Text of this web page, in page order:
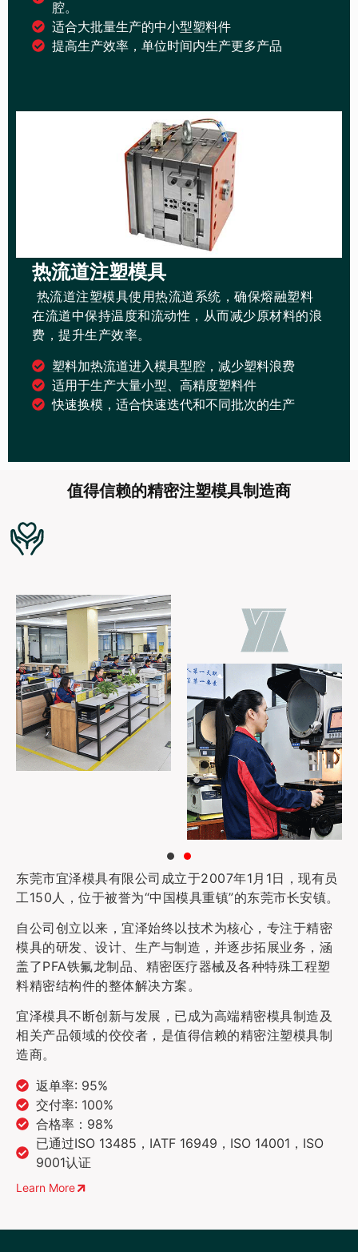
腔。
适合大批量生产的中小型塑料件
提高生产效率，单位时间内生产更多产品
热流道注塑模具
热流道注塑模具使用热流道系统，确保熔融塑料
在流道中保持温度和流动性，从而减少原材料的浪
费，提升生产效率。
塑料加热流道进入模具型腔，减少塑料浪费
适用于生产大量小型、高精度塑料件
快速换模，适合快速迭代和不同批次的生产
值得信赖的精密注塑模具制造商
东莞市宜泽模具有限公司成立于2007年1月1日，现有员
工150人，位于被誉为“中国模具重镇”的东莞市长安镇。
自公司创立以来，宜泽始终以技术为核心，专注于精密
模具的研发、设计、生产与制造，并逐步拓展业务，涵
盖了PFA铁氟龙制品、精密医疗器械及各种特殊工程塑
料精密结构件的整体解决方案。
宜泽模具不断创新与发展，已成为高端精密模具制造及
相关产品领域的佼佼者，是值得信赖的精密注塑模具制
造商。
返单率: 95%
交付率: 100%
合格率：98%
已通过ISO 13485，IATF 16949，ISO 14001，ISO
9001认证
Learn More